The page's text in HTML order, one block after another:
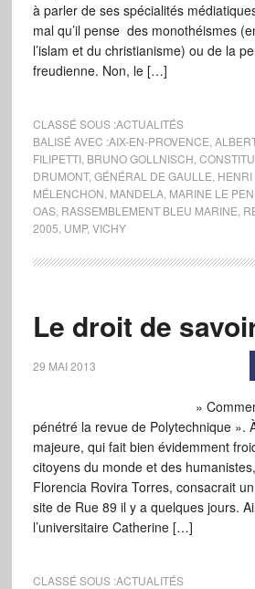
à parler de ses spécialités
mal qu’il pense des monothéismes
l’islam et du christianisme) ou de la
freudienne. Non, le […]
CLASSÉ SOUS :ACTUALITÉS
BALISÉ AVEC :AIX-EN-PROVENCE
FILIPETTI, BRUNO GOLLNISCH
DRUMONT, GÉNÉRAL DE GAULLE
MÉLENCHON MANDELA, MARINE LE PEN
OAS, RASSEMBLEMENT BLEU MARINE
2005 UMP, VICHY
Le droit de
29 MAI 2013
»
pénétré la revue de Polytechnique ».
majeure, qui fait bien évidemment
citoyens du monde et des
Florencia Rovira Torres, consacrait
site de Rue 89 il y a quelques jours.
l’universitaire Catherine […]
CLASSÉ SOUS :ACTUALITÉS